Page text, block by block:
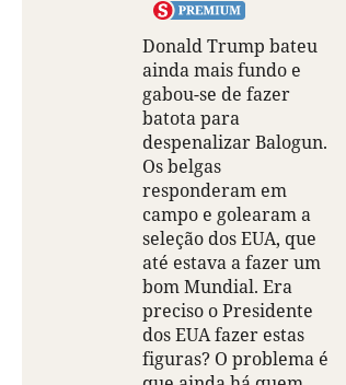
Donald Trump bateu
ainda mais fundo e
gabou-se de fazer
batota para
despenalizar Balogun.
Os belgas
responderam em
campo e golearam a
seleção dos EUA, que
até estava a fazer um
bom Mundial. Era
preciso o Presidente
dos EUA fazer estas
figuras? O problema é